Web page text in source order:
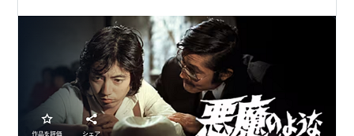
山川静枝（篠ひろ子）
八村ハル（浦辺粂子）
香川（デイブ平尾）
灰山（関山耕司）
マヤ（立野弓子）